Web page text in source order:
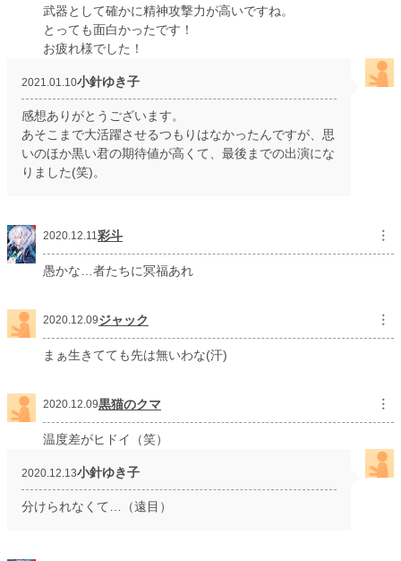
武器として確かに精神攻撃力が高いですね。
とっても面白かったです！
お疲れ様でした！
2021.01.10小針ゆき子
感想ありがとうございます。
あそこまで大活躍させるつもりはなかったんですが、思
いのほか黒い君の期待値が高くて、最後までの出演にな
りました(笑)。
2020.12.11彩斗 ︙
愚かな…者たちに冥福あれ
2020.12.09ジャック ︙
まぁ生きてても先は無いわな(汗)
2020.12.09黒猫のクマ ︙
温度差がヒドイ（笑）
2020.12.13小針ゆき子
分けられなくて…（遠目）